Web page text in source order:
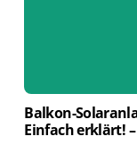
Balkon-
Einfach erklärt!